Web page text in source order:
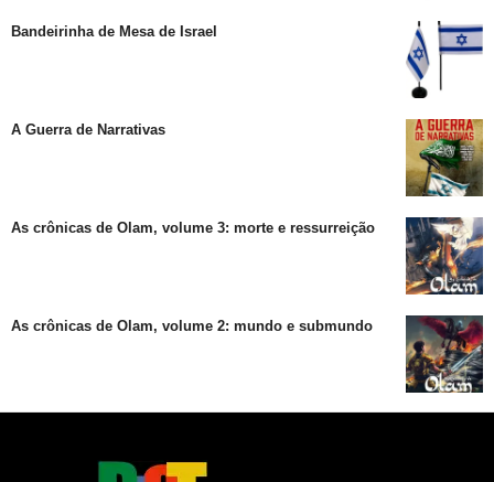
Bandeirinha de Mesa de Israel
A Guerra de Narrativas
As crônicas de Olam, volume 3: morte e ressurreição
As crônicas de Olam, volume 2: mundo e submundo